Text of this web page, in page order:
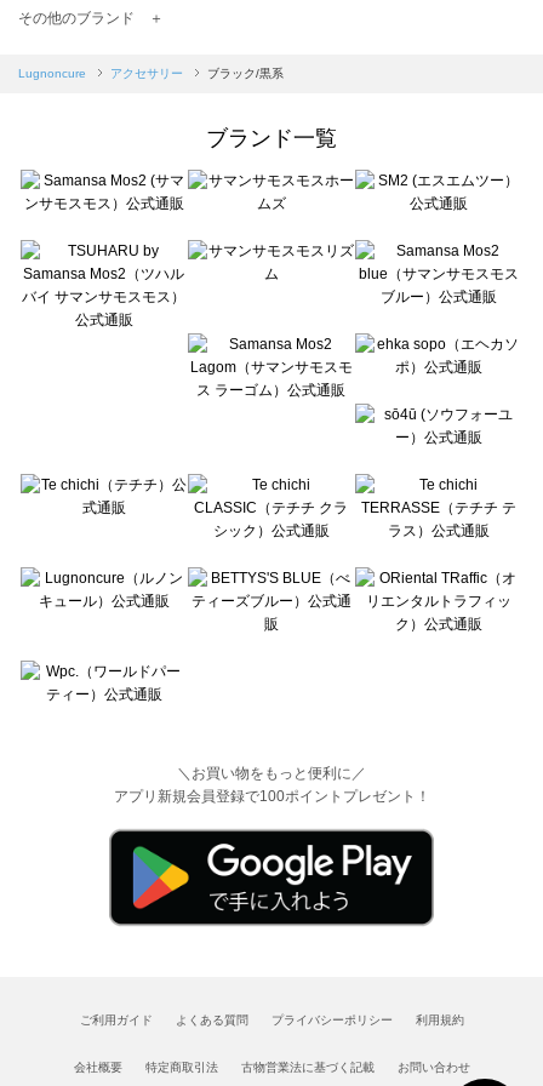
TSUHARU by Samansa Mos2（ツハルバイサマンサモスモス）のアクセサリー一覧
Samansa Mos2 blue（サマンサモスモス ブルー）のアクセサリー一覧
sō4ū（ソウフォーユー）のアクセサリー一覧
Te chichi（テチチ）のアクセサリー一覧
Te chichi CLASSIC（テチチ クラシック）のアクセサリー一覧
Lugnoncure（ルノンキュール）のアクセサリー一覧
BETTY'S BLUE（べティーズブルー）のアクセサリー一覧
Wpc.（ワールドパーティー）のアクセサリー一覧
その他のブランド ＋
Lugnoncure アクセサリー ブラック/黒系
ブランド一覧
＼お買い物をもっと便利に／
アプリ新規会員登録で100ポイントプレゼント！
ご利用ガイド よくある質問 プライバシーポリシー 利用規約
会社概要 特定商取引法 古物営業法に基づく記載 お問い合わせ